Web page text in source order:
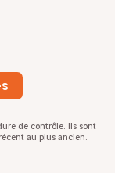
de contrôle. Ils sont
au plus ancien.